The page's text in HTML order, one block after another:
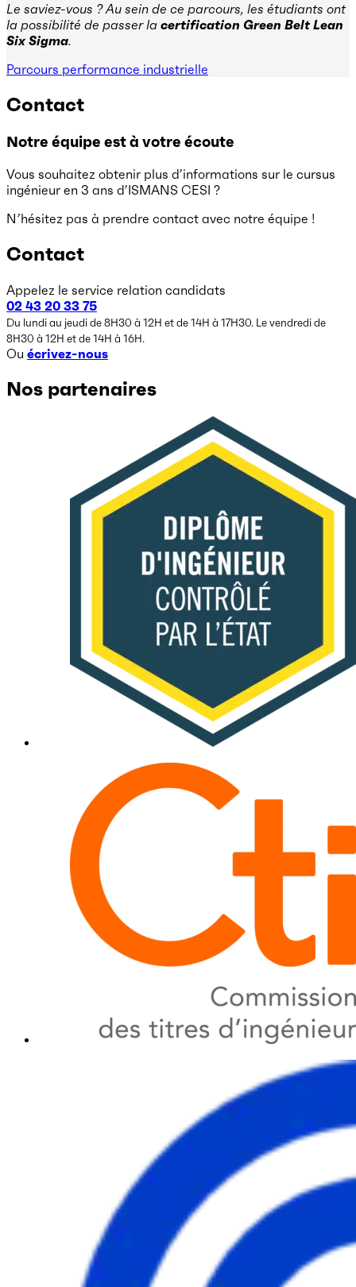
Le saviez-vous ? Au sein de ce parcours, les étudiants ont
la possibilité de passer la certification Green Belt Lean
Six Sigma.
Parcours performance industrielle
Contact
Notre équipe est à votre écoute
Vous souhaitez obtenir plus d’informations sur le cursus
ingénieur en 3 ans d’ISMANS CESI ?
N’hésitez pas à prendre contact avec notre équipe !
Contact
Appelez le service relation candidats
02 43 20 33 75
Du lundi au jeudi de 8H30 à 12H et de 14H à 17H30. Le vendredi de
8H30 à 12H et de 14H à 16H.
Ou écrivez-nous
Nos partenaires